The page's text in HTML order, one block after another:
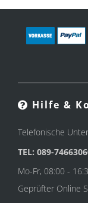
Hilfe &
Telefonische
TEL: 089-
Mo-Fr, 08:00 -
Geprüfter Online